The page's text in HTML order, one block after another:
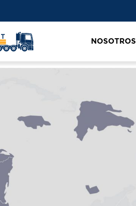
NOSOTROS
1465 × 845